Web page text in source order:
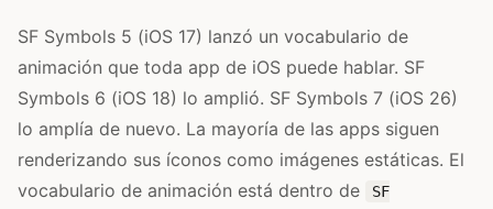
SF Symbols 5 (iOS 17) lanzó un vocabulario de
animación que toda app de iOS puede hablar. SF
Symbols 6 (iOS 18) lo amplió. SF Symbols 7 (iOS 26)
lo amplía de nuevo. La mayoría de las apps siguen
renderizando sus íconos como imágenes estáticas. El
vocabulario de animación está dentro de
SF